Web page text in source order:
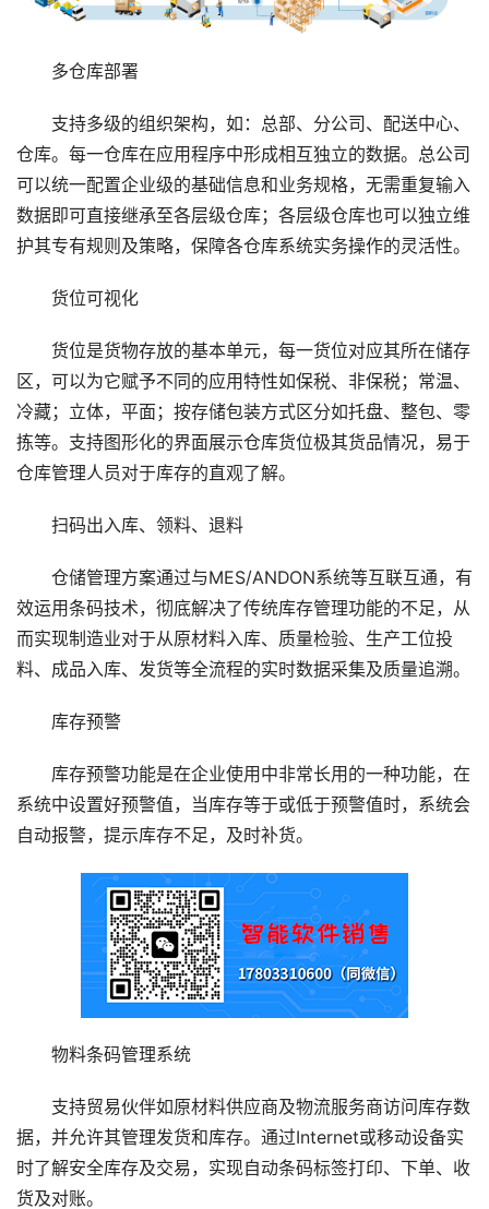
多仓库部署
支持多级的组织架构，如：总部、分公司、配送中心、
仓库。每一仓库在应用程序中形成相互独立的数据。总公司
可以统一配置企业级的基础信息和业务规格，无需重复输入
数据即可直接继承至各层级仓库；各层级仓库也可以独立维
护其专有规则及策略，保障各仓库系统实务操作的灵活性。
货位可视化
货位是货物存放的基本单元，每一货位对应其所在储存
区，可以为它赋予不同的应用特性如保税、非保税；常温、
冷藏；立体，平面；按存储包装方式区分如托盘、整包、零
拣等。支持图形化的界面展示仓库货位极其货品情况，易于
仓库管理人员对于库存的直观了解。
扫码出入库、领料、退料
仓储管理方案通过与MES/ANDON系统等互联互通，有
效运用条码技术，彻底解决了传统库存管理功能的不足，从
而实现制造业对于从原材料入库、质量检验、生产工位投
料、成品入库、发货等全流程的实时数据采集及质量追溯。
库存预警
库存预警功能是在企业使用中非常长用的一种功能，在
系统中设置好预警值，当库存等于或低于预警值时，系统会
自动报警，提示库存不足，及时补货。
物料条码管理系统
支持贸易伙伴如原材料供应商及物流服务商访问库存数
据，并允许其管理发货和库存。通过Internet或移动设备实
时了解安全库存及交易，实现自动条码标签打印、下单、收
货及对账。